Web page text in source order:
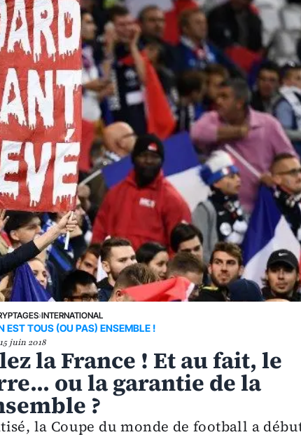
›INTERNATIONAL
EST TOUS (OU PAS) ENSEMBLE !
15 juin 2018
la France ! Et au fait, le
ou la garantie de la
?
la Coupe du monde de football a